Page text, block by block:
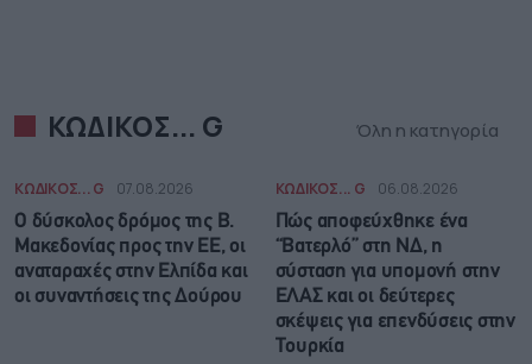
ΚΩΔΙΚΟΣ... G Όλη η κατηγορία
ΚΩΔΙΚΟΣ... G 07.08.2026
Ο δύσκολος δρόμος της Β.
Μακεδονίας προς την ΕΕ, οι
αναταραχές στην Ελπίδα και
οι συναντήσεις της Δούρου
ΚΩΔΙΚΟΣ... G 06.08.2026
Πώς αποφεύχθηκε ένα
“Βατερλό” στη ΝΔ, η
σύσταση για υπομονή στην
ΕΛΑΣ και οι δεύτερες
σκέψεις για επενδύσεις στην
Τουρκία